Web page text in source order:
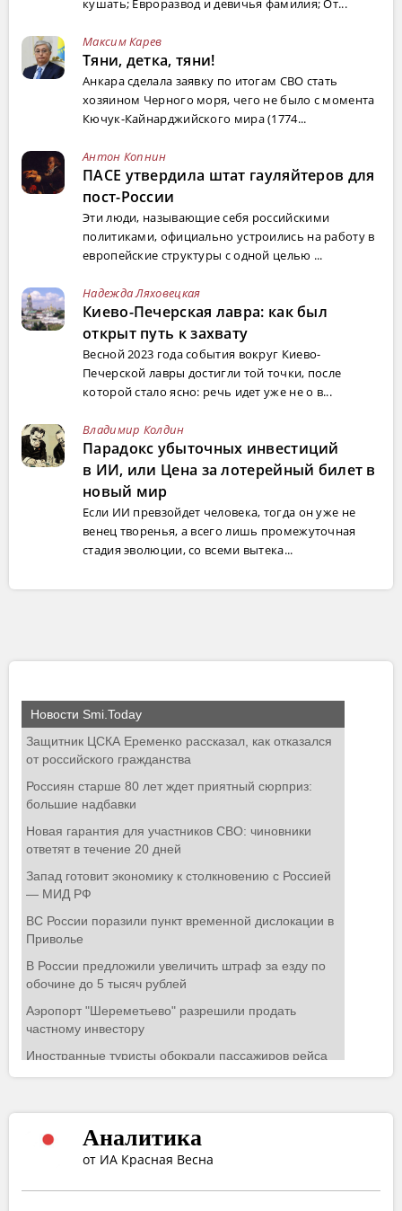
кушать; Евроразвод и девичья фамилия; От...
Максим Карев
Тяни, детка, тяни!
Анкара сделала заявку по итогам СВО стать
хозяином Черного моря, чего не было с момента
Кючук-Кайнарджийского мира (1774...
Антон Копнин
ПАСЕ утвердила штат гауляйтеров для
пост-России
Эти люди, называющие себя российскими
политиками, официально устроились на работу в
европейские структуры с одной целью ...
Надежда Ляховецкая
Киево-Печерская лавра: как был
открыт путь к захвату
Весной 2023 года события вокруг Киево-
Печерской лавры достигли той точки, после
которой стало ясно: речь идет уже не о в...
Владимир Колдин
Парадокс убыточных инвестиций
в ИИ, или Цена за лотерейный билет в
новый мир
Если ИИ превзойдет человека, тогда он уже не
венец творенья, а всего лишь промежуточная
стадия эволюции, со всеми вытека...
Аналитика
от ИА Красная Весна